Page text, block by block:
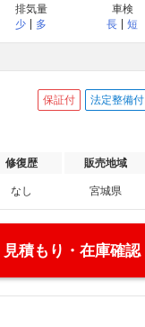
排気量
少
多
車検
長
短
保証付 法定整備付
修復歴 販売地域
なし 宮城県
見積もり・在庫確認